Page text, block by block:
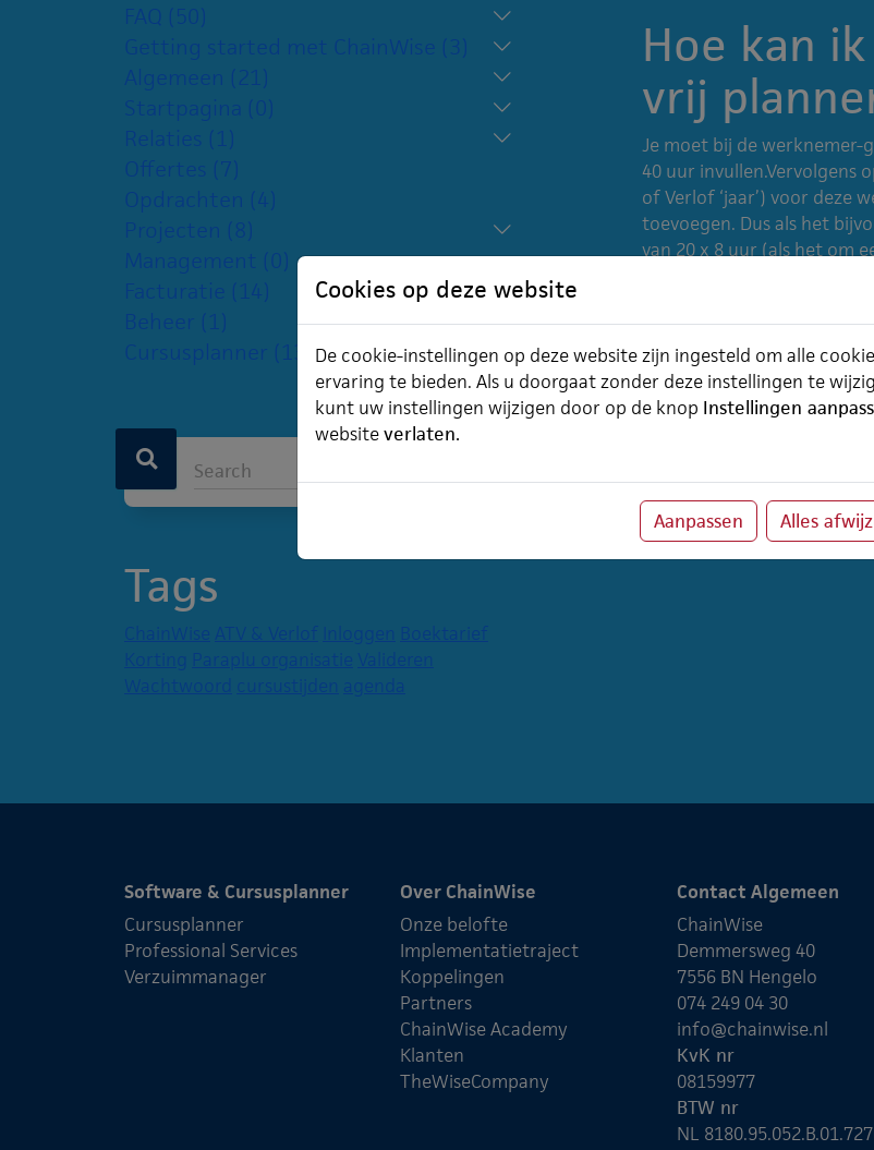
FAQ (50)
Getting started met ChainWise (3)
Algemeen (21)
Startpagina (0)
Relaties (1)
Offertes (7)
Opdrachten (4)
Projecten (8)
Management (0)
Facturatie (14)
Beheer (1)
Cursusplanner (13)
Tags
ChainWise ATV & Verlof Inloggen
Boektarief
Korting Paraplu organisatie Valideren
Wachtwoord
cursustijden agenda
Hoe kan
vrij
Je moet bij de werknemer-
40 uur invullen.Vervolgens
of Verlof ‘jaar’) voor deze
toevoegen. Dus als het
van 20 x 8 uur (als het om
toevoegen. Vervolgens
werknemer zelf
boeken.
Software & Cursusplanner
Cursusplanner
Professional Services
Verzuimmanager
Over ChainWise
Onze belofte
Implementatietraject
Koppelingen
Partners
ChainWise Academy
Klanten
TheWiseCompany
Contact Algemeen
ChainWise
Demmersweg 40
7556 BN Hengelo
074 249 04 30
info@chainwise.nl
KvK nr
08159977
BTW nr
NL
Cookies op deze website
De cookie-instellingen op deze website zijn ingesteld om alle
ervaring te bieden. Als u doorgaat zonder deze instellingen te
kunt uw instellingen wijzigen door op de knop Instellingen
websiteverlaten.
Aanpassen Alles